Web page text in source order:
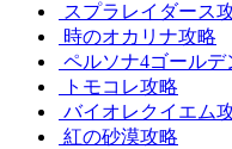
スプラレイダース
時のオカリナ攻略
ペルソナ4ゴールデ
トモコレ攻略
バイオレクイエム
紅の砂漠攻略